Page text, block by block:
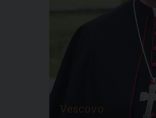
Vescovo